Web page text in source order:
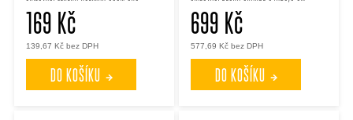
139,67 Kč bez DPH
169 Kč
DO KOŠÍKU
577,69 Kč bez DPH
699 Kč
DO KOŠÍKU